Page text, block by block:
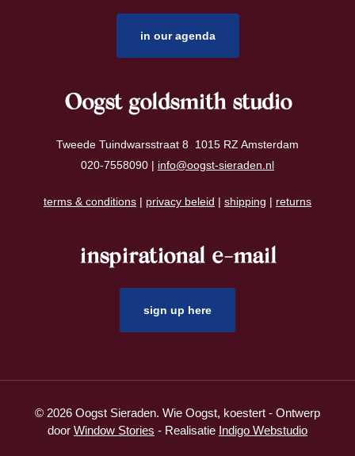
in our agenda
Oogst goldsmith studio
Tweede Tuindwarsstraat 8 1015 RZ Amsterdam
020-7558090 | info@oogst-sieraden.nl
terms & conditions | privacy beleid | shipping | returns
inspirational e-mail
sign up here
© 2026 Oogst Sieraden. Wie Oogst, koestert - Ontwerp
door Window Stories - Realisatie Indigo Webstudio